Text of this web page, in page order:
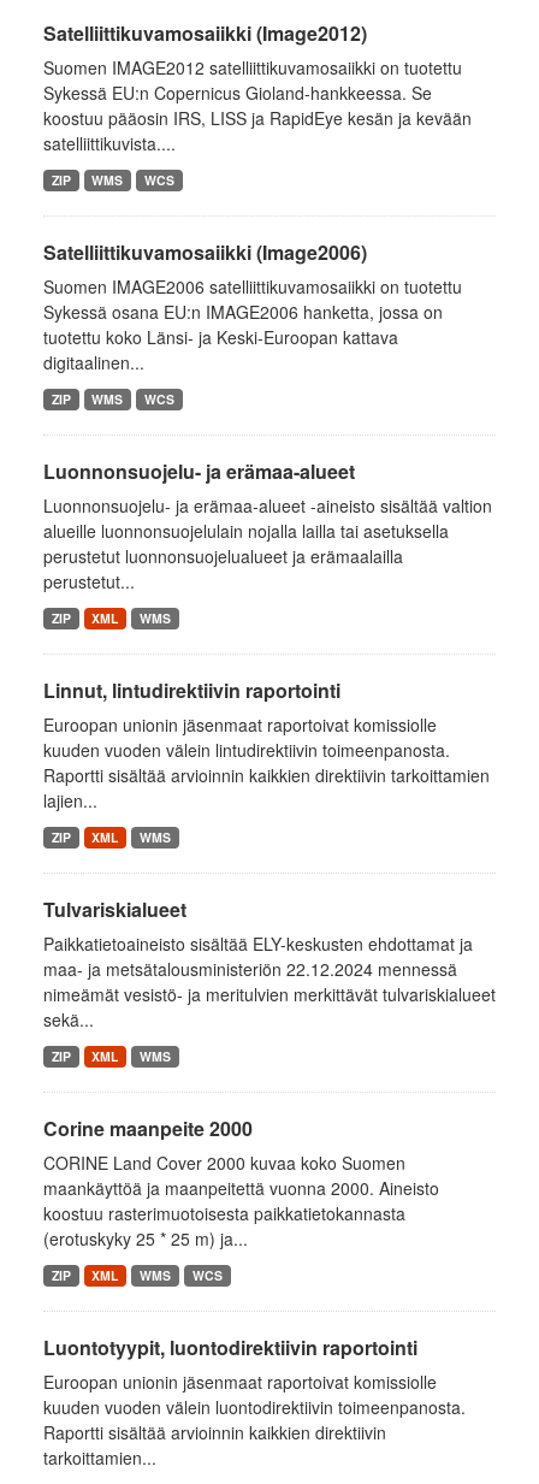
Satelliittikuvamosaiikki (Image2012)
Suomen IMAGE2012 satelliittikuvamosaiikki on tuotettu
Sykessä EU:n Copernicus Gioland-hankkeessa. Se
koostuu pääosin IRS, LISS ja RapidEye kesän ja kevään
satelliittikuvista....
ZIP WMS WCS
Satelliittikuvamosaiikki (Image2006)
Suomen IMAGE2006 satelliittikuvamosaiikki on tuotettu
Sykessä osana EU:n IMAGE2006 hanketta, jossa on
tuotettu koko Länsi- ja Keski-Euroopan kattava
digitaalinen...
ZIP WMS WCS
Luonnonsuojelu- ja erämaa-alueet
Luonnonsuojelu- ja erämaa-alueet -aineisto sisältää valtion
alueille luonnonsuojelulain nojalla lailla tai asetuksella
perustetut luonnonsuojelualueet ja erämaalailla
perustetut...
ZIP XML WMS
Linnut, lintudirektiivin raportointi
Euroopan unionin jäsenmaat raportoivat komissiolle
kuuden vuoden välein lintudirektiivin toimeenpanosta.
Raportti sisältää arvioinnin kaikkien direktiivin tarkoittamien
lajien...
ZIP XML WMS
Tulvariskialueet
Paikkatietoaineisto sisältää ELY-keskusten ehdottamat ja
maa- ja metsätalousministeriön 22.12.2024 mennessä
nimeämät vesistö- ja meritulvien merkittävät tulvariskialueet
sekä...
ZIP XML WMS
Corine maanpeite 2000
CORINE Land Cover 2000 kuvaa koko Suomen
maankäyttöä ja maanpeitettä vuonna 2000. Aineisto
koostuu rasterimuotoisesta paikkatietokannasta
(erotuskyky 25 * 25 m) ja...
ZIP XML WMS WCS
Luontotyypit, luontodirektiivin raportointi
Euroopan unionin jäsenmaat raportoivat komissiolle
kuuden vuoden välein luontodirektiivin toimeenpanosta.
Raportti sisältää arvioinnin kaikkien direktiivin
tarkoittamien...